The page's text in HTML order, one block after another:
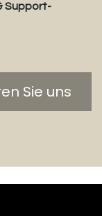
Support-
Sie uns